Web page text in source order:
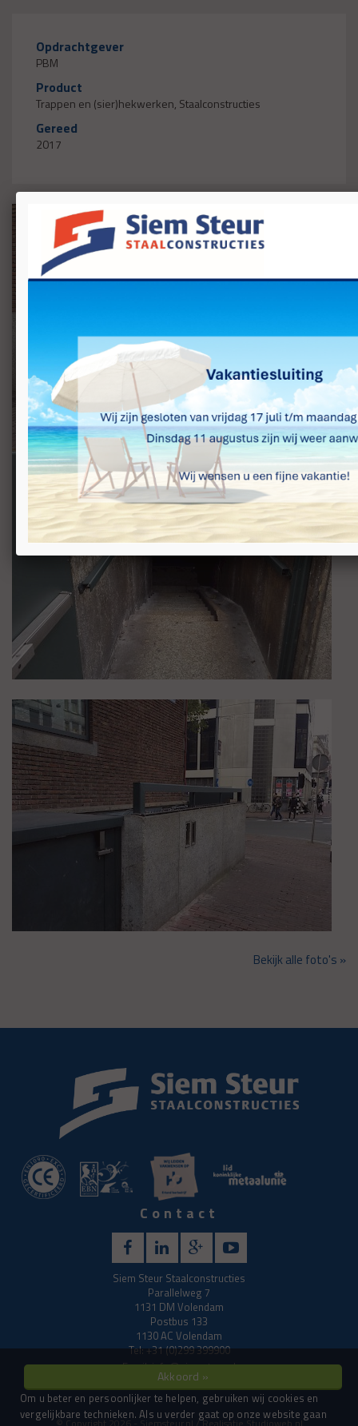
Opdrachtgever
PBM
Product
Trappen en (sier)hekwerken, Staalconstructies
Gereed
2017
Bekijk alle foto's »
Contact
Siem Steur Staalconstructies
Parallelweg 7
1131 DM Volendam
Postbus 133
1130 AC Volendam
Tel: +31 (0)299 399900
Email:info@siemsteur.nl
© Copyright 2026 - Siemsteur.nl / RealisatieStudioweb.nl
Akkoord »
Om u beter en persoonlijker te helpen, gebruiken wij cookies en
vergelijkbare technieken. Als u verder gaat op onze website gaan